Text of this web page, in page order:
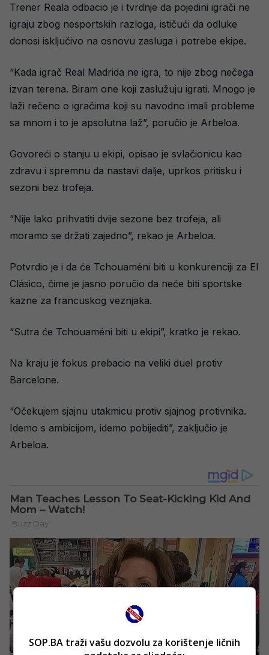
Trener Reala odbacio je i tvrdnje da pojedini igrači ne
igraju zbog nesportskih razloga, ističući da odluke
donosi isključivo na osnovu zasluga i potrebe ekipe.
“Kada igrač Real Madrida ne igra, to nije zbog nečega
izvan terena. Biram one koji zaslužuju igrati. Mnogo je
laži rečeno o igračima koji su navodno imali probleme
sa mnom i to je apsolutna laž”, poručio je Arbeloa.
Govoreći o stanju u ekipi, opisao je svlačionicu kao
zdravu i spremnu da nastavi dalje, uprkos pritisku i
sezoni bez trofeja.
“Nije lako prihvatiti dvije sezone bez trofeja, ali
moramo se držati zajedno”, rekao je Arbeloa.
Potvrdio je i da će Tchouaméni biti u konkurenciji za El
Clásico, čime je jasno poručio da neće biti sportske
kazne za francuskog veznjaka.
“Sutra će Tchouaméni biti u ekipi”, kratko je rekao.
Na kraju je fokus prebacio na veliki duel protiv
Barcelone.
“Očekujem sjajnu utakmicu protiv sjajnog protivnika.
Idemo s ambicijom, idemo pobijediti”, zaključio je
Arbeloa.
SOP.BA traži vašu dozvolu za korištenje ličnih